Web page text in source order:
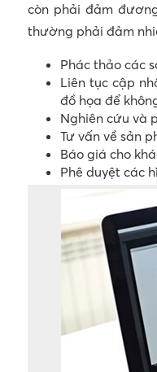
còn phải đảm
thường phải đảm
Phác thảo các
Liên tục cập
đồ họa để
Nghiên cứu và
Tư vấn về sản
Báo giá cho
Phê duyệt các